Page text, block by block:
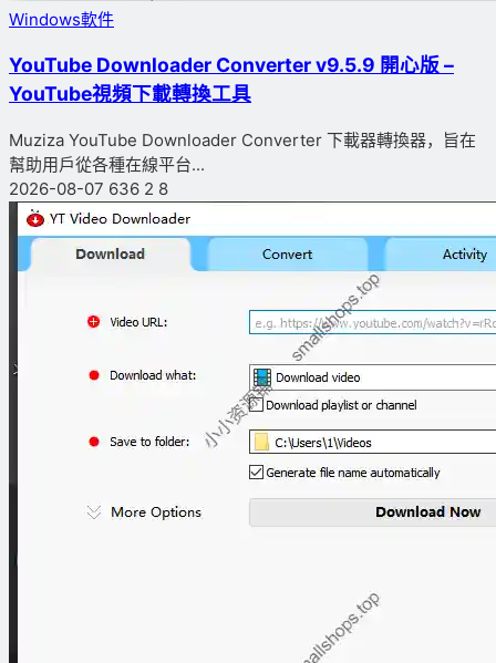
Windows軟件
YouTube Downloader Converter v9.5.9 開心版 –
YouTube視頻下載轉換工具
Muziza YouTube Downloader Converter 下載器轉換器，旨在
幫助用戶從各種在線平台...
2026-08-07 636 2 8